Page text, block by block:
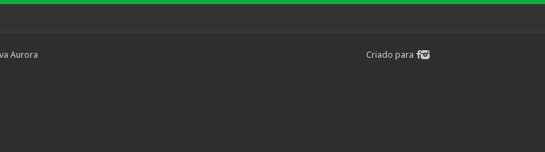
Criado para
Aurora